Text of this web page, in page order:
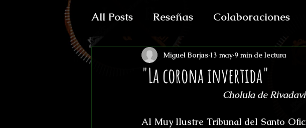
All Posts Reseñas Colaboraciones
Auguratricis, sirenibus et alii
Gabinete de la Dra. Psychopomps
"La corona invertida"
Miguel Borjas 13 may 9 min de lectura
Cholula de
Al Muy Ilustre Tribunal del Santo